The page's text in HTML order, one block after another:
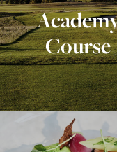
Course